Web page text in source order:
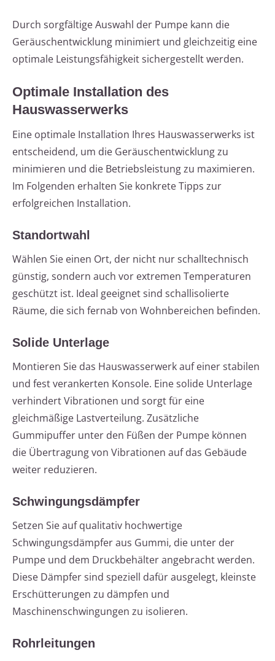
Durch sorgfältige Auswahl der Pumpe kann die
Geräuschentwicklung minimiert und gleichzeitig eine
optimale Leistungsfähigkeit sichergestellt werden.
Optimale Installation des
Hauswasserwerks
Eine optimale Installation Ihres Hauswasserwerks ist
entscheidend, um die Geräuschentwicklung zu
minimieren und die Betriebsleistung zu maximieren.
Im Folgenden erhalten Sie konkrete Tipps zur
erfolgreichen Installation.
Standortwahl
Wählen Sie einen Ort, der nicht nur schalltechnisch
günstig, sondern auch vor extremen Temperaturen
geschützt ist. Ideal geeignet sind schallisolierte
Räume, die sich fernab von Wohnbereichen befinden.
Solide Unterlage
Montieren Sie das Hauswasserwerk auf einer stabilen
und fest verankerten Konsole. Eine solide Unterlage
verhindert Vibrationen und sorgt für eine
gleichmäßige Lastverteilung. Zusätzliche
Gummipuffer unter den Füßen der Pumpe können
die Übertragung von Vibrationen auf das Gebäude
weiter reduzieren.
Schwingungsdämpfer
Setzen Sie auf qualitativ hochwertige
Schwingungsdämpfer aus Gummi, die unter der
Pumpe und dem Druckbehälter angebracht werden.
Diese Dämpfer sind speziell dafür ausgelegt, kleinste
Erschütterungen zu dämpfen und
Maschinenschwingungen zu isolieren.
Rohrleitungen